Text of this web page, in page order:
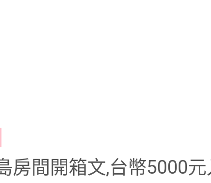
房間開箱文,台幣5000元